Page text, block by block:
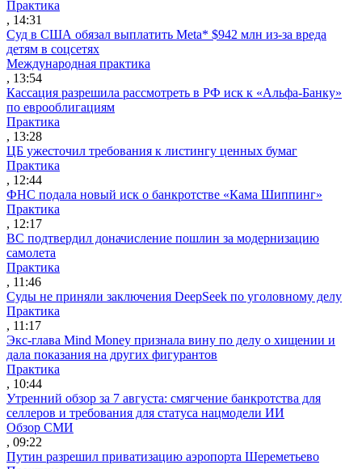
Практика
, 14:31
Суд в США обязал выплатить Meta* $942 млн из-за вреда
детям в соцсетях
Международная практика
, 13:54
Кассация разрешила рассмотреть в РФ иск к «Альфа-Банку»
по еврооблигациям
Практика
, 13:28
ЦБ ужесточил требования к листингу ценных бумаг
Практика
, 12:44
ФНС подала новый иск о банкротстве «Кама Шиппинг»
Практика
, 12:17
ВС подтвердил доначисление пошлин за модернизацию
самолета
Практика
, 11:46
Суды не приняли заключения DeepSeek по уголовному делу
Практика
, 11:17
Экс-глава Mind Money признала вину по делу о хищении и
дала показания на других фигурантов
Практика
, 10:44
Утренний обзор за 7 августа: смягчение банкротства для
селлеров и требования для статуса нацмодели ИИ
Обзор СМИ
, 09:22
Путин разрешил приватизацию аэропорта Шереметьево